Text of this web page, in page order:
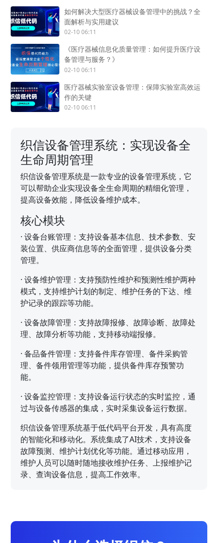
如何解决大型医疗器械设备管理中的挑战？全
面解析与实用建议
02-10 06:11
《医疗器械信息化质量管理：如何提升医疗设
备管理与服务？》
02-10 06:11
医疗器械实验室设备管理：保障实验室高效运
作的关键
02-10 06:11
织信设备管理系统：实现设备全
生命周期管理
织信设备管理系统是一款专业的设备管理系统，它
可以帮助企业实现设备全生命周期的精细化管理，
提高设备效能，降低设备维护成本。
核心模块
·设备台账管理：支持设备基本信息、技术参数、安
装位置、供应商信息等的全面管理，提供设备分类
管理。
·设备维护管理：支持预防性维护和预测性维护两种
模式，支持维护计划的制定、维护任务的下达、维
护记录的跟踪等功能。
·设备故障管理：支持故障报修、故障诊断、故障处
理、故障分析等功能，支持移动端报修。
·备品备件管理：支持备件库存管理、备件采购管
理、备件领用管理等功能，提供备件库存预警功
能。
·设备监控管理：支持设备运行状态的实时监控，通
过与设备传感器的集成，实时采集设备运行数据。
织信设备管理系统基于低代码平台开发，具有高度
的智能化和移动化。系统集成了AI技术，支持设备
故障预测、维护计划优化等功能。通过移动应用，
维护人员可以随时随地接收维护任务、上报维护记
录、查询设备信息，提高工作效率。